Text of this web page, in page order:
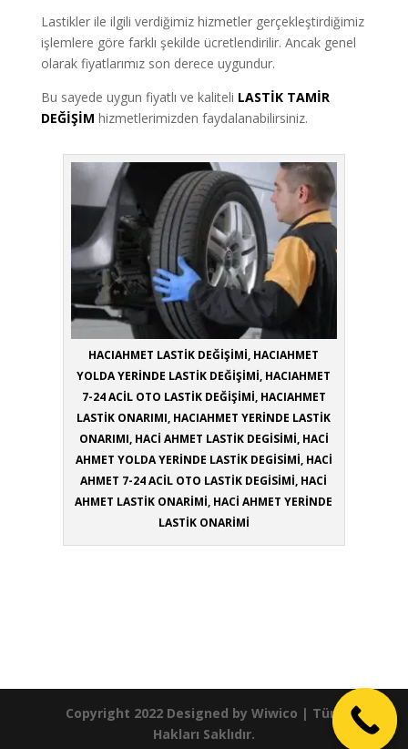
Lastikler ile ilgili verdiğimiz hizmetler gerçekleştirdiğimiz
işlemlere göre farklı şekilde ücretlendirilir. Ancak genel
olarak fiyatlarımız son derece uygundur.
Bu sayede uygun fiyatlı ve kaliteli LASTİK TAMİR
DEĞİŞİM hizmetlerimizden faydalanabilirsiniz.
HACIAHMET LASTİK DEĞİŞİMİ, HACIAHMET
YOLDA YERİNDE LASTİK DEĞİŞİMİ, HACIAHMET
7-24 ACİL OTO LASTİK DEĞİŞİMİ, HACIAHMET
LASTİK ONARIMI, HACIAHMET YERİNDE LASTİK
ONARIMI, HACİ AHMET LASTİK DEGİSİMİ, HACİ
AHMET YOLDA YERİNDE LASTİK DEGİSİMİ, HACİ
AHMET 7-24 ACİL OTO LASTİK DEGİSİMİ, HACİ
AHMET LASTİK ONARİMİ, HACİ AHMET YERİNDE
LASTİK ONARİMİ
Copyright 2022 Designed by Wiwico | Tüm
Hakları Saklıdır.